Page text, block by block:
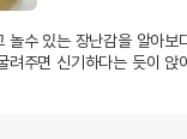
놀수 있는 장난감을 알아보
려주면 신기하다는 듯이 앉